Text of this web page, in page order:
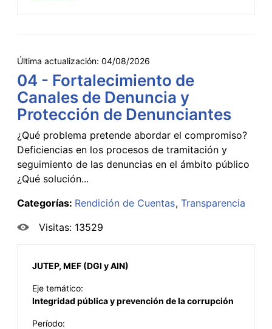
Última actualización: 04/08/2026
04 - Fortalecimiento de
Canales de Denuncia y
Protección de Denunciantes
¿Qué problema pretende abordar el compromiso?
Deficiencias en los procesos de tramitación y
seguimiento de las denuncias en el ámbito público
¿Qué solución...
Categorías: Rendición de Cuentas Transparencia
Visitas: 13529
JUTEP, MEF (DGI y AIN)
Eje temático:
Integridad pública y prevención de la corrupción
Período: